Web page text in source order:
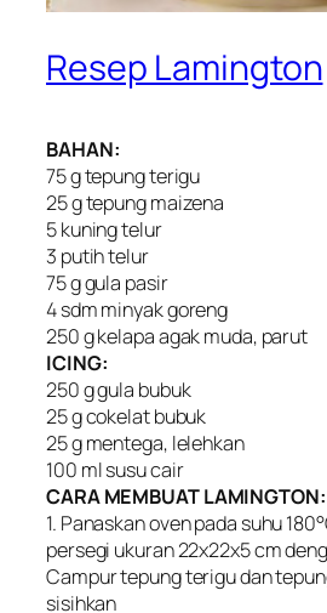
Resep Lamington
BAHAN:
75 g tepung terigu
25 g tepung maizena
5 kuning telur
3 putih telur
75 g gula pasir
4 sdm minyak goreng
250 g kelapa agak muda, parut
ICING:
250 g gula bubuk
25 g cokelat bubuk
25 g mentega, lelehkan
100 ml susu cair
CARA MEMBUAT LAMINGTON:
1. Panaskan oven pada suhu
persegi ukuran 22x22x5 cm
Campur tepung terigu dan
sisihkan